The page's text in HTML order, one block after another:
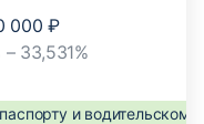
000 ₽
33,531%
и